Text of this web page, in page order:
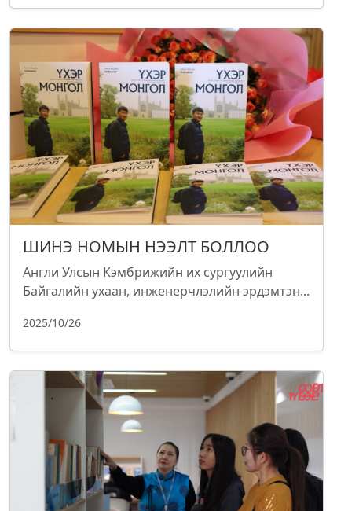
ШИНЭ НОМЫН НЭЭЛТ БОЛЛОО
Англи Улсын Кэмбрижийн их сургуулийн
Байгалийн ухаан, инженерчлэлийн эрдэмтэн...
2025/10/26